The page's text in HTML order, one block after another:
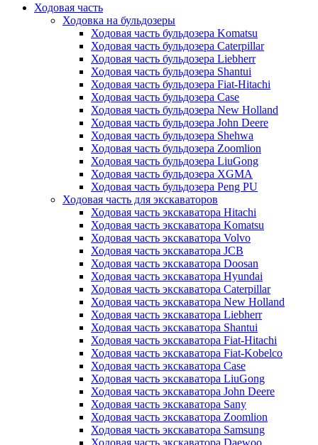
Ходовая часть
Ходовка на бульдозеры
Ходовая часть бульдозера Komatsu
Ходовая часть бульдозера Caterpillar
Ходовая часть бульдозера Liebherr
Ходовая часть бульдозера Shantui
Ходовая часть бульдозера Fiat-Hitachi
Ходовая часть бульдозера Case
Ходовая часть бульдозера New Holland
Ходовая часть бульдозера John Deere
Ходовая часть бульдозера Shehwa
Ходовая часть бульдозера Zoomlion
Ходовая часть бульдозера LiuGong
Ходовая часть бульдозера XGMA
Ходовая часть бульдозера Peng PU
Ходовая часть для экскаваторов
Ходовая часть экскаватора Hitachi
Ходовая часть экскаватора Komatsu
Ходовая часть экскаватора Volvo
Ходовая часть экскаватора JCB
Ходовая часть экскаватора Doosan
Ходовая часть экскаватора Hyundai
Ходовая часть экскаватора Caterpillar
Ходовая часть экскаватора New Holland
Ходовая часть экскаватора Liebherr
Ходовая часть экскаватора Shantui
Ходовая часть экскаватора Fiat-Hitachi
Ходовая часть экскаватора Fiat-Kobelco
Ходовая часть экскаватора Case
Ходовая часть экскаватора LiuGong
Ходовая часть экскаватора John Deere
Ходовая часть экскаватора Sany
Ходовая часть экскаватора Zoomlion
Ходовая часть экскаватора Samsung
Ходовая часть экскаватора Daewoo